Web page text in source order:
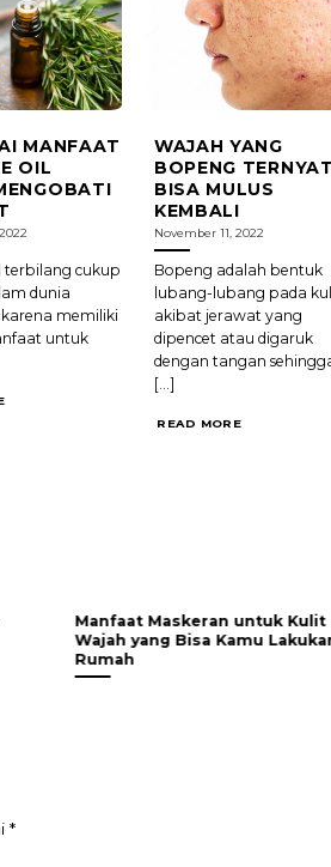
MANFAAT
OIL
terbilang cukup
dunia
memiliki
untuk
WAJAH YANG
BOPENG
BISA MULUS
KEMBALI
November 11, 2022
Bopeng adalah bentuk
lubang-lubang pada
akibat jerawat yang
dipencet atau digaruk
dengan tangan
[...]
READ MORE
Manfaat Maskeran untuk Kulit
Wajah yang Bisa Kamu
Rumah
*